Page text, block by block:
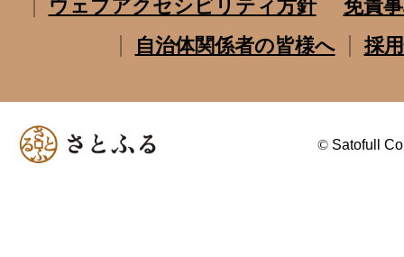
ウェブアクセシビリティ方針
免責
自治体関係者の皆様へ
採
© Satofull